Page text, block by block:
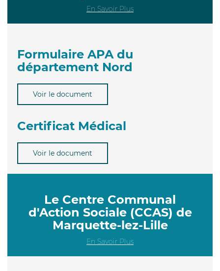
En Savoir Plus
Formulaire APA du
département Nord
Voir le document
Certificat Médical
Voir le document
Le Centre Communal
d'Action Sociale (CCAS) de
Marquette-lez-Lille
En Savoir Plus